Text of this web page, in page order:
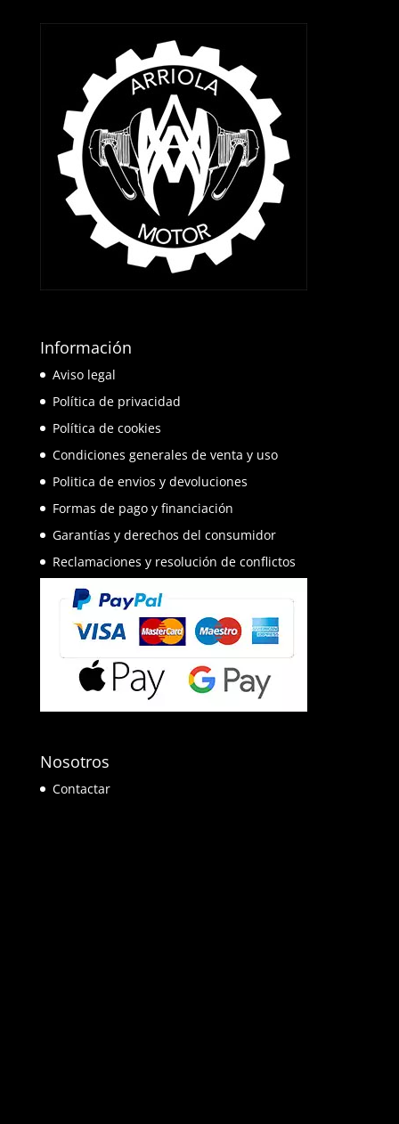
Información
Aviso legal
Política de privacidad
Política de cookies
Condiciones generales de venta y uso
Politica de envios y devoluciones
Formas de pago y financiación
Garantías y derechos del consumidor
Reclamaciones y resolución de conflictos
Nosotros
Contactar